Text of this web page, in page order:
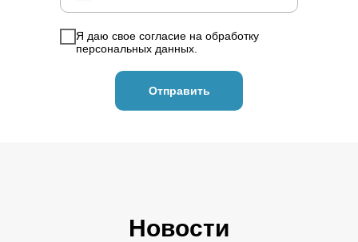
Я даю свое согласие на обработку
персональных данных.
Отправить
Новости